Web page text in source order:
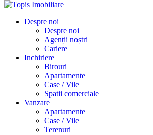
Despre noi
Despre noi
Agenții noștri
Cariere
Inchiriere
Birouri
Apartamente
Case / Vile
Spatii comerciale
Vanzare
Apartamente
Case / Vile
Terenuri